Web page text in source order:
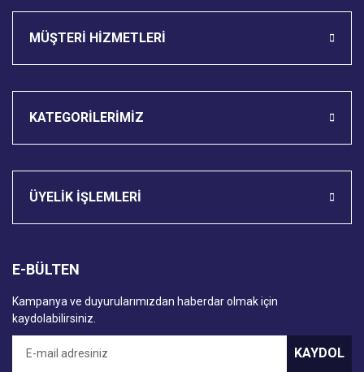
MÜŞTERİ HİZMETLERİ
KATEGORİLERİMİZ
ÜYELİK İŞLEMLERİ
E-BÜLTEN
Kampanya ve duyurularımızdan haberdar olmak için
kaydolabilirsiniz.
KAYDOL